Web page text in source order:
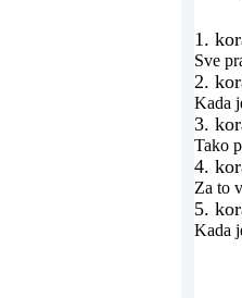
1.
Sve
2.
Kada
3.
Tako
4.
Za to
5.
Kada